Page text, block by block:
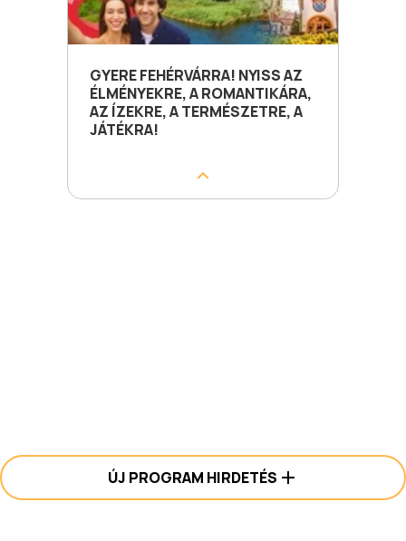
GYERE FEHÉRVÁRRA! NYISS AZ
ÉLMÉNYEKRE, A ROMANTIKÁRA,
AZ ÍZEKRE, A TERMÉSZETRE, A
JÁTÉKRA!
ÚJ PROGRAM HIRDETÉS